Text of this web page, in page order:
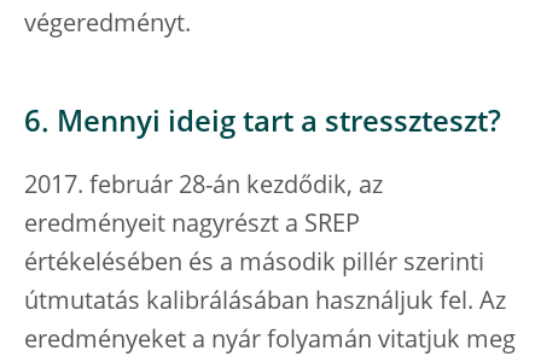
végeredményt.
6. Mennyi ideig tart a stresszteszt?
2017. február 28-án kezdődik, az
eredményeit nagyrészt a SREP
értékelésében és a második pillér szerinti
útmutatás kalibrálásában használjuk fel. Az
eredményeket a nyár folyamán vitatjuk meg